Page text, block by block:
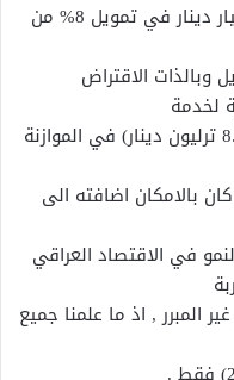
من عام 2017 والذي يبلغ 992.835 مليار دينار في تمويل 8% من
وبالذات الاقتراض
لخدمة
الدين الداخلي والخارجي البالغة (8.246 ترليون دينار) في الموازنة
كان بالامكان اضافته الى
في الاقتصاد العراقي
المبرر , اذ ما علمنا جميع